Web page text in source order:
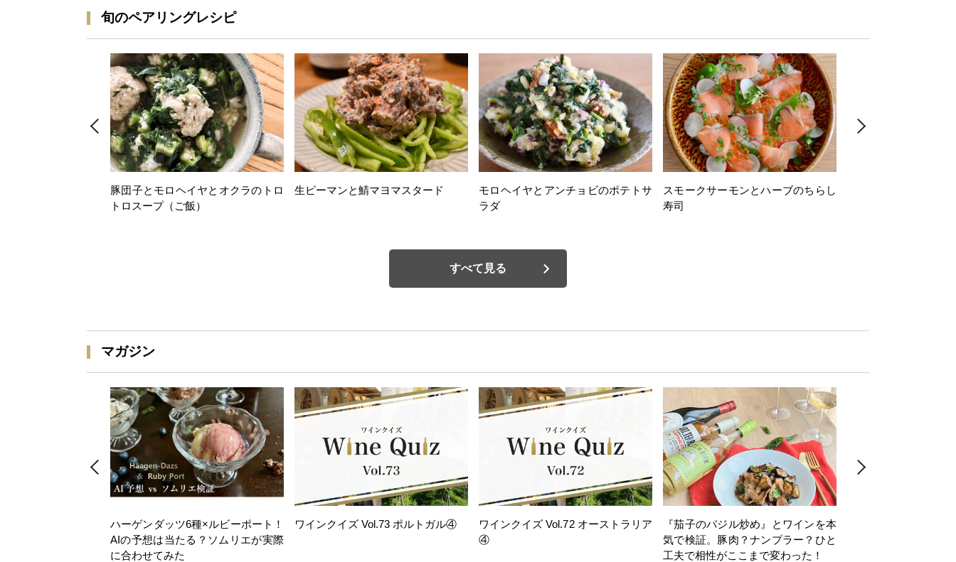
旬のペアリングレシピ
豚団子とモロヘイヤとオクラのトロ
トロスープ（ご飯）
生ピーマンと鯖マヨマスタード
モロヘイヤとアンチョビのポテトサ
ラダ
スモークサーモンとハーブのちらし
寿司
すべて見る
マガジン
ハーゲンダッツ6種×ルビーポート！
AIの予想は当たる？ソムリエが実際
に合わせてみた
ワインクイズ Vol.73 ポルトガル④
ワインクイズ Vol.72 オーストラリア
④
『茄子のバジル炒め』とワインを本
気で検証。豚肉？ナンプラー？ひと
工夫で相性がここまで変わった！